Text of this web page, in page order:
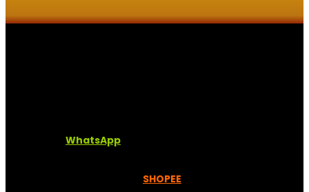
WhatsApp
SHOPEE